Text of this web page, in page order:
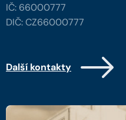
IČ: 66000777
DIČ: CZ66000777
Další kontakty